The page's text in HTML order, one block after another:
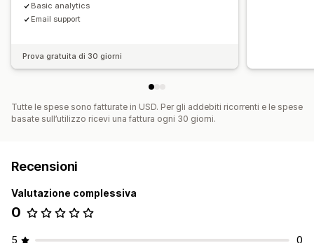
Basic analytics
Email support
Prova gratuita di 30 giorni
Tutte le spese sono fatturate in USD. Per gli addebiti ricorrenti e le spese
basate sull’utilizzo ricevi una fattura ogni 30 giorni.
Recensioni
Valutazione complessiva
0
5 0